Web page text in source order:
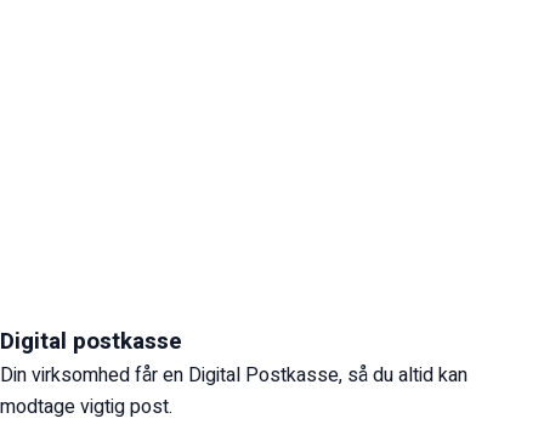
Digital postkasse
Din virksomhed får en Digital Postkasse, så du altid kan
modtage vigtig post.